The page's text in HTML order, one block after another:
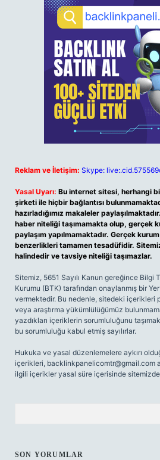
Reklam ve İletişim: Skype:
Yasal Uyarı: Bu internet sitesi, herhangi
şirketi ile hiçbir bağlantısı
hazırladığımız makaleler
haber niteliği taşımamakta olup, gerçek
paylaşım yapılmamaktadır. Gerçek
benzerlikleri tamamen tesadüfidir.
halindedir ve tavsiye niteliği taşımazlar.
Sitemiz, 5651 Sayılı Kanun gereğince Bilgi
Kurumu (BTK) tarafından onaylanmış bir
vermektedir. Bu nedenle, sitedeki içerikleri
veya araştırma yükümlülüğümüz
yazdıkları içeriklerin sorumluluğunu
bu sorumluluğu kabul etmiş sayılırlar.
Hukuka ve yasal düzenlemelere aykırı
içerikleri, backlinkpanelicomtr@gmail.com
ilgili içerikler yasal süre içerisinde
SON YORUMLAR